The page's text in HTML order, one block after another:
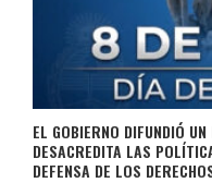
EL GOBIERNO DIFUNDIÓ
DESACREDITA LAS
DEFENSA DE LOS